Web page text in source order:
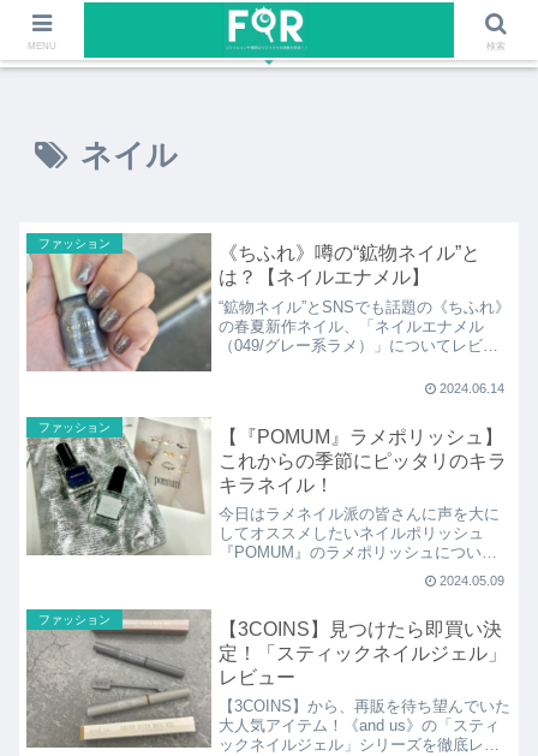
ファッションや福岡のワクワクする情報を発信！！
ネイル
ファッション
《ちふれ》噂の“鉱物ネイル”と
は？【ネイルエナメル】
“鉱物ネイル”とSNSでも話題の《ちふれ》
の春夏新作ネイル、「ネイルエナメル
（049/グレー系ラメ）」についてレビュ
るコスパ◎！なネイルポリッシュ！キラ
2024.06.14
ファッション
【『POMUM』ラメポリッシュ】
これからの季節にピッタリのキラ
キラネイル！
今日はラメネイル派の皆さんに声を大に
してオススメしたいネイルポリッシュ
『POMUM』のラメポリッシュについて
レビューしてみました。『POMUM』と
は、全て8,800円で統一されたリングなど
中心に取り扱うブランドです。
2024.05.09
ファッション
【3COINS】見つけたら即買い決
定！「スティックネイルジェル」
レビュー
【3COINS】から、再販を待ち望んでいた
大人気アイテム！《and us》の「スティ
ックネイルジェル」シリーズを徹底レビ
MENU 検索